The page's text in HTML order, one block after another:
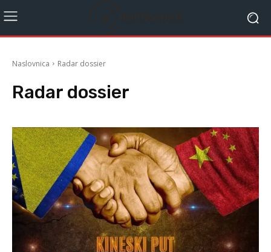
Naslovnica Radar dossier
Radar dossier